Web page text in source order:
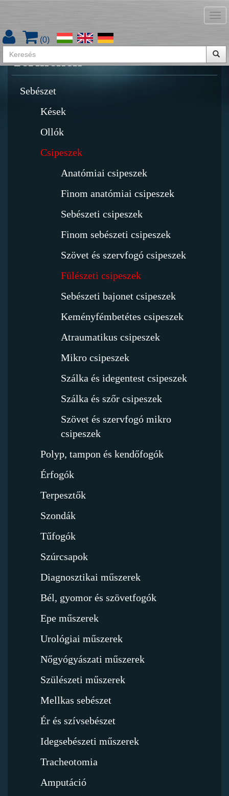
(0)
Termékek
Sebészet
Kések
Ollók
Csipeszek
Anatómiai csipeszek
Finom anatómiai csipeszek
Sebészeti csipeszek
Finom sebészeti csipeszek
Szövet és szervfogó csipeszek
Fülészeti csipeszek
Sebészeti bajonet csipeszek
Keményfémbetétes csipeszek
Atraumatikus csipeszek
Mikro csipeszek
Szálka és idegentest csipeszek
Szálka és szőr csipeszek
Szövet és szervfogó mikro
csipeszek
Polyp, tampon és kendőfogók
Érfogók
Terpesztők
Szondák
Tűfogók
Szúrcsapok
Diagnosztikai műszerek
Bél, gyomor és szövetfogók
Epe műszerek
Urológiai műszerek
Nőgyógyászati műszerek
Szülészeti műszerek
Mellkas sebészet
Ér és szívsebészet
Idegsebészeti műszerek
Tracheotomia
Amputáció